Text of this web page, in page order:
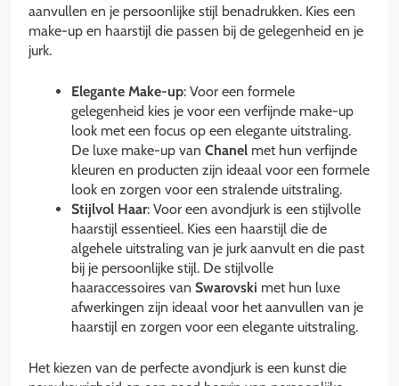
aanvullen en je persoonlijke stijl benadrukken. Kies een
make-up en haarstijl die passen bij de gelegenheid en je
jurk.
Elegante Make-up: Voor een formele
gelegenheid kies je voor een verfijnde make-up
look met een focus op een elegante uitstraling.
De luxe make-up van Chanel met hun verfijnde
kleuren en producten zijn ideaal voor een formele
look en zorgen voor een stralende uitstraling.
Stijlvol Haar: Voor een avondjurk is een stijlvolle
haarstijl essentieel. Kies een haarstijl die de
algehele uitstraling van je jurk aanvult en die past
bij je persoonlijke stijl. De stijlvolle
haaraccessoires van Swarovski met hun luxe
afwerkingen zijn ideaal voor het aanvullen van je
haarstijl en zorgen voor een elegante uitstraling.
Het kiezen van de perfecte avondjurk is een kunst die